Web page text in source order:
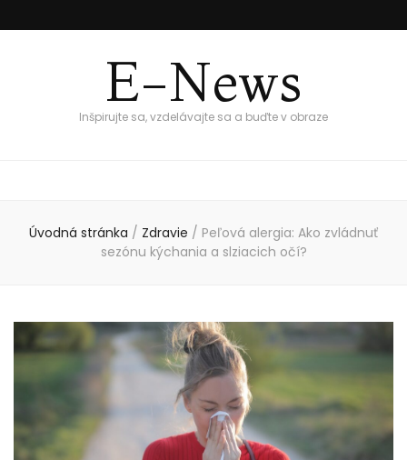
E-News
Inšpirujte sa, vzdelávajte sa a buďte v obraze
Úvodná stránka / Zdravie / Peľová alergia: Ako zvládnuť
sezónu kýchania a slziacich očí?